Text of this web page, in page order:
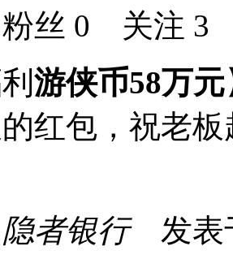
丝 0 关注 3
游侠币58万元
红包，祝老
隐者银行发表